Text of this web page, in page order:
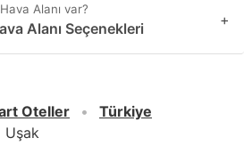
Alanı var?
Alanı Seçenekleri +
Oteller
Türkiye
Uşak